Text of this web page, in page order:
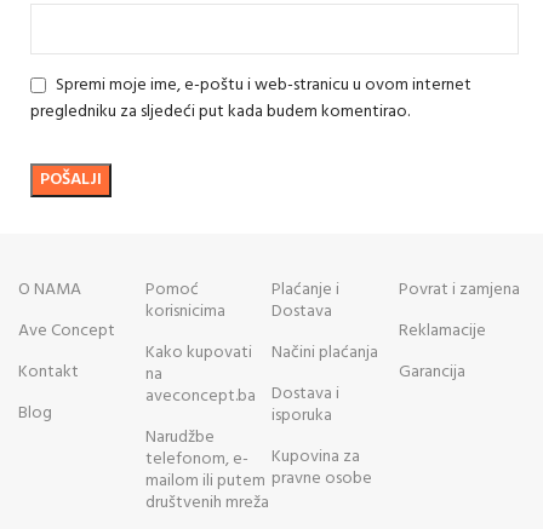
Spremi moje ime, e-poštu i web-stranicu u ovom internet
pregledniku za sljedeći put kada budem komentirao.
O NAMA
Ave Concept
Kontakt
Blog
Pomoć
korisnicima
Kako kupovati
na
aveconcept.ba
Narudžbe
telefonom, e-
mailom ili putem
društvenih mreža
Plaćanje i
Dostava
Načini plaćanja
Dostava i
isporuka
Kupovina za
pravne osobe
Povrat i zamjena
Reklamacije
Garancija